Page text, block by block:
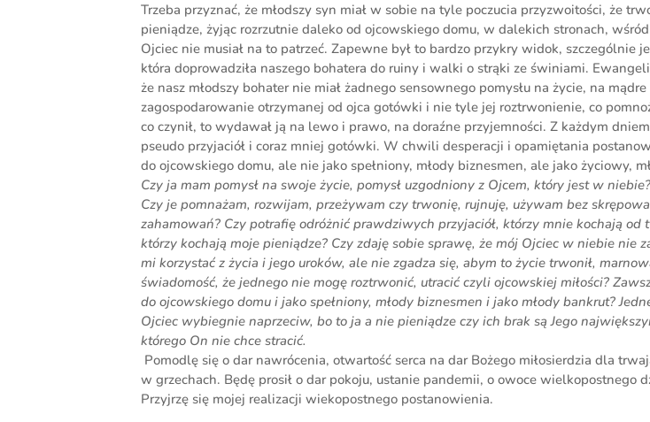
Trzeba przyznać, że młodszy syn miał w sobie na tyle poczucia przyzwoitości, że
pieniądze, żyjąc rozrzutnie daleko od ojcowskiego domu, w dalekich stronach,
Ojciec nie musiał na to patrzeć. Zapewne był to bardzo przykry widok, szczególnie
która doprowadziła naszego bohatera do ruiny i walki o strąki ze świniami.
że nasz młodszy bohater nie miał żadnego sensownego pomysłu na życie, na mądre
zagospodarowanie otrzymanej od ojca gotówki i nie tyle jej roztrwonienie, co
co czynił, to wydawał ją na lewo i prawo, na doraźne przyjemności. Z każdym
pseudo przyjaciół i coraz mniej gotówki. W chwili desperacji i opamiętania
do ojcowskiego domu, ale nie jako spełniony, młody biznesmen, ale jako życiowy,
Czy ja mam pomysł na swoje życie, pomysł uzgodniony z Ojcem, który jest w niebie?
Czy je pomnażam, rozwijam, przeżywam czy trwonię, rujnuję, używam bez
zahamowań? Czy potrafię odróżnić prawdziwych przyjaciół, którzy mnie kochają od
którzy kochają moje pieniądze? Czy zdaję sobie sprawę, że mój Ojciec w niebie nie
mi korzystać z życia i jego uroków, ale nie zgadza się, abym to życie trwonił,
świadomość, że jednego nie mogę roztrwonić, utracić czyli ojcowskiej miłości?
do ojcowskiego domu i jako spełniony, młody biznesmen i jako młody bankrut?
Ojciec wybiegnie naprzeciw, bo to ja a nie pieniądze czy ich brak są Jego
którego On nie chce stracić.
Pomodlę się o dar nawrócenia, otwartość serca na dar Bożego miłosierdzia dla
w grzechach. Będę prosił o dar pokoju, ustanie pandemii, o owoce wielkopostnego
Przyjrzę się mojej realizacji wiekopostnego postanowienia.